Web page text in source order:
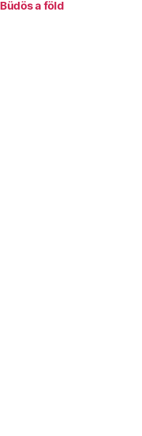
Büdös a föld